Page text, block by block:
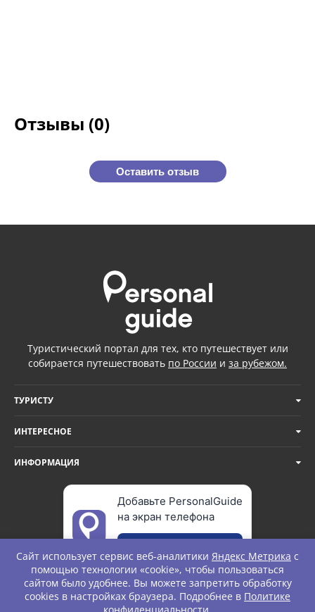
Отзывы (0)
Оставить отзыв
Туристический портал для тех, кто путешествует или
собирается путешествовать по России и за рубежом.
ТУРИСТУ
ИНТЕРЕСНОЕ
ИНФОРМАЦИЯ
Добавьте PersonalGuide
на экран телефона
© Personal Guide. All rights Reserved.
Сайт использует сервис веб-аналитики Яндекс Метрика с
помощью технологии «cookie», чтобы пользоваться
сайтом было удобнее. Вы можете запретить обработку
cookies в настройках браузера. Подробнее в Политике